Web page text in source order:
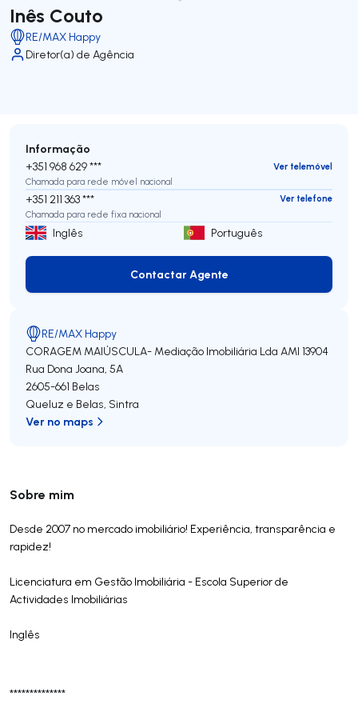
Inês Couto
RE/MAX Happy
Diretor(a) de Agência
Sobre mim
Desde 2007 no mercado imobiliário! Experiência, transparência e
rapidez!
Licenciatura em Gestão Imobiliária - Escola Superior de
Actividades Imobiliárias
Inglês
**************
Informação
+351 968 629 ***
Ver telemóvel
Chamada para rede móvel nacional
+351 211 363 ***
Ver telefone
Chamada para rede fixa nacional
Inglês Português
Contactar Agente
Contactar Agente
RE/MAX Happy
CORAGEM MAIÚSCULA- Mediação Imobiliária Lda AMI 13904
Rua Dona Joana, 5A
2605-661 Belas
Queluz e Belas, Sintra
Ver no maps